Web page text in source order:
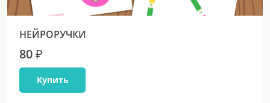
НЕЙРОРУЧКИ
80 ₽
Купить